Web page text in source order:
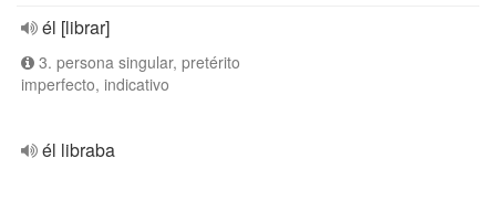
él [librar]
3. persona singular, pretérito
imperfecto, indicativo
él libraba